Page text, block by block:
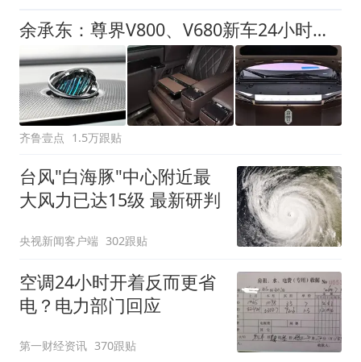
余承东：尊界V800、V680新车24小时大定突破3500台
齐鲁壹点 1.5万跟贴
台风"白海豚"中心附近最
大风力已达15级 最新研判
央视新闻客户端 302跟贴
空调24小时开着反而更省
电？电力部门回应
第一财经资讯 370跟贴